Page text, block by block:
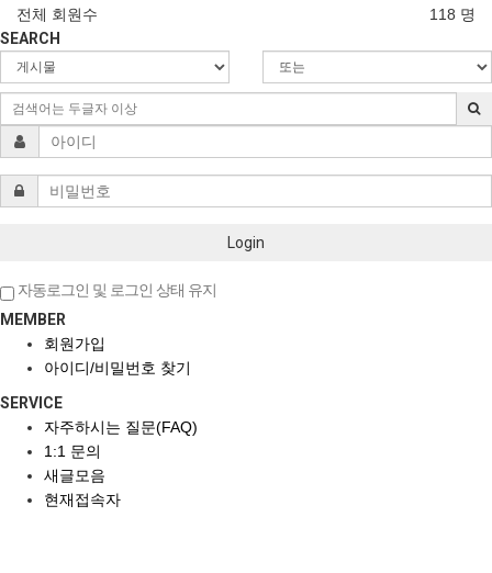
118 명
전체 회원수
SEARCH
Login
자동로그인 및 로그인 상태 유지
MEMBER
회원가입
아이디/비밀번호 찾기
SERVICE
자주하시는 질문(FAQ)
1:1 문의
새글모음
현재접속자